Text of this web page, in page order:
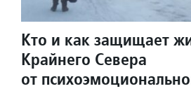
Кто и как защищает
Крайнего Севера
от